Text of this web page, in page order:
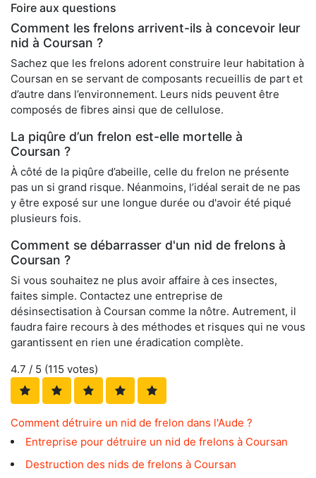
Foire aux questions
Comment les frelons arrivent-ils à concevoir leur
nid à Coursan ?
Sachez que les frelons adorent construire leur habitation à
Coursan en se servant de composants recueillis de part et
d’autre dans l’environnement. Leurs nids peuvent être
composés de fibres ainsi que de cellulose.
La piqûre d’un frelon est-elle mortelle à
Coursan ?
À côté de la piqûre d’abeille, celle du frelon ne présente
pas un si grand risque. Néanmoins, l’idéal serait de ne pas
y être exposé sur une longue durée ou d'avoir été piqué
plusieurs fois.
Comment se débarrasser d'un nid de frelons à
Coursan ?
Si vous souhaitez ne plus avoir affaire à ces insectes,
faites simple. Contactez une entreprise de
désinsectisation à Coursan comme la nôtre. Autrement, il
faudra faire recours à des méthodes et risques qui ne vous
garantissent en rien une éradication complète.
4.7 / 5 (115 votes)
Comment détruire un nid de frelon dans l'Aude ?
Entreprise pour détruire un nid de frelons à Coursan
Destruction des nids de frelons à Coursan